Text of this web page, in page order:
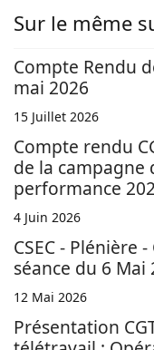
Sur le même
Compte Rendu
mai 2026
15 Juillet 2026
Compte rendu
de la campagne
performance
4 Juin 2026
CSEC - Plénière
séance du 6 Mai
12 Mai 2026
Présentation